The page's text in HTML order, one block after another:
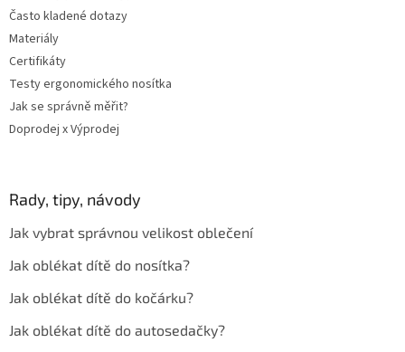
Často kladené dotazy
Materiály
Certifikáty
Testy ergonomického nosítka
Jak se správně měřit?
Doprodej x Výprodej
Rady, tipy, návody
Jak vybrat správnou velikost oblečení
Jak oblékat dítě do nosítka?
Jak oblékat dítě do kočárku?
Jak oblékat dítě do autosedačky?